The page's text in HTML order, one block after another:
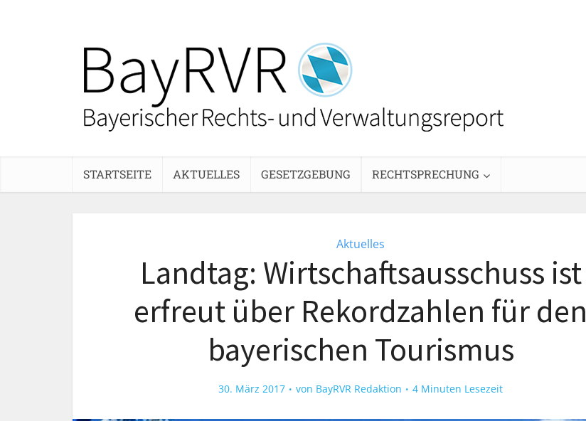
STARTSEITE AKTUELLES GESETZGEBUNG RECHTSPRECHUNG
Aktuelles
Landtag: Wirtschaftsausschuss ist
erfreut über Rekordzahlen für den
bayerischen Tourismus
30. März 2017 von BayRVR Redaktion 4 Minuten Lesezeit